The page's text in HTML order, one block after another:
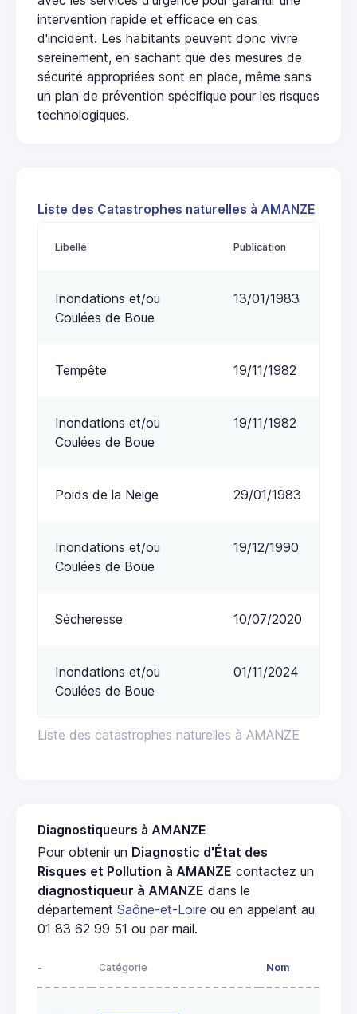
intervention rapide et efficace en cas
d'incident. Les habitants peuvent donc vivre
sereinement, en sachant que des mesures de
sécurité appropriées sont en place, même sans
un plan de prévention spécifique pour les risques
technologiques.
Liste des Catastrophes naturelles à AMANZE
Liste des catastrophes naturelles à AMANZE
Libellé Publication
Inondations et/ou
Coulées de Boue
13/01/1983
Tempête 19/11/1982
Inondations et/ou
Coulées de Boue
19/11/1982
Poids de la Neige 29/01/1983
Inondations et/ou
Coulées de Boue
19/12/1990
Sécheresse 10/07/2020
Inondations et/ou
Coulées de Boue
01/11/2024
Diagnostiqueurs à AMANZE
Pour obtenir un Diagnostic d'État des
Risques et Pollution à AMANZE contactez un
diagnostiqueur à AMANZE dans le
département Saône-et-Loire ou en appelant au
01 83 62 99 51 ou par mail.
- Catégorie Nom